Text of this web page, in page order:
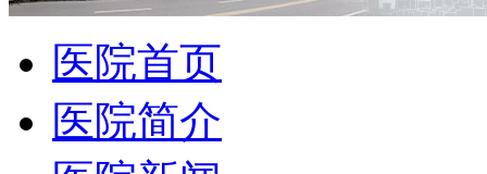
医院首页
医院简介